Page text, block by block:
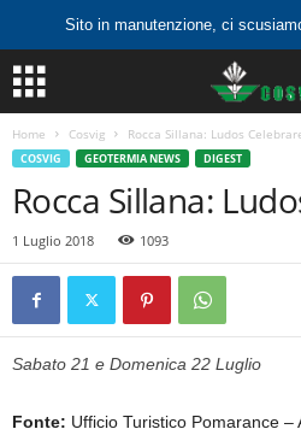
Sito in manutenzione, ci
Home Cosvig Rocca Sillana: Ludos
COSVIG GEOTERMIA NEWS DIGEST
Rocca Sillana:
1 Luglio 2018 1093
Sabato 21 e Domenica 22 Luglio
Fonte: Ufficio Turistico Pomarance –